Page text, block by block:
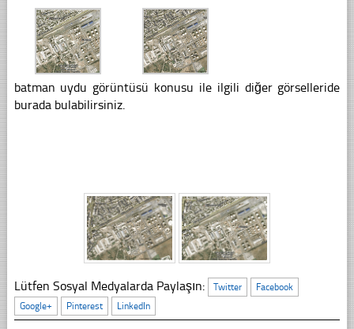
batman uydu görüntüsü konusu ile ilgili diğer görselleride
burada bulabilirsiniz.
Lütfen Sosyal Medyalarda Paylaşın: Twitter
Facebook
Google+
Pinterest LinkedIn